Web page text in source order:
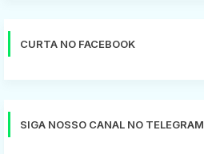
CURTA NO FACEBOOK
SIGA NOSSO CANAL NO TELEGRAM